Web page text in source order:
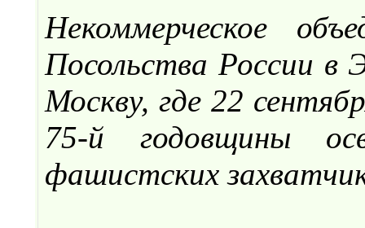
Некоммерческое
Посольства России в
Москву, где 22
75-й годовщины
фашистских